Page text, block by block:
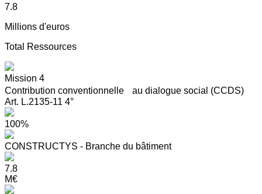
7.8
Millions d'euros
Total Ressources
Mission 4
Contribution conventionnelle au dialogue social (CCDS)
Art. L.2135-11 4°
100%
CONSTRUCTYS - Branche du bâtiment
7.8
M€